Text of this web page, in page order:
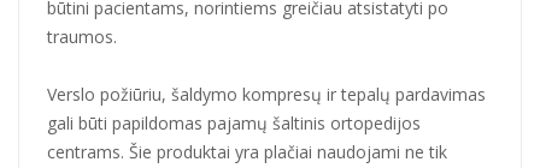
būtini pacientams, norintiems greičiau atsistatyti po
traumos.
Verslo požiūriu, šaldymo kompresų ir tepalų pardavimas
gali būti papildomas pajamų šaltinis ortopedijos
centrams. Šie produktai yra plačiai naudojami ne tik